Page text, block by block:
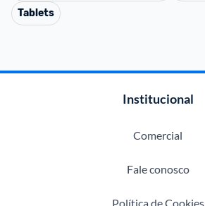
Tablets
Institucional
Comercial
Fale conosco
Política de Cookies